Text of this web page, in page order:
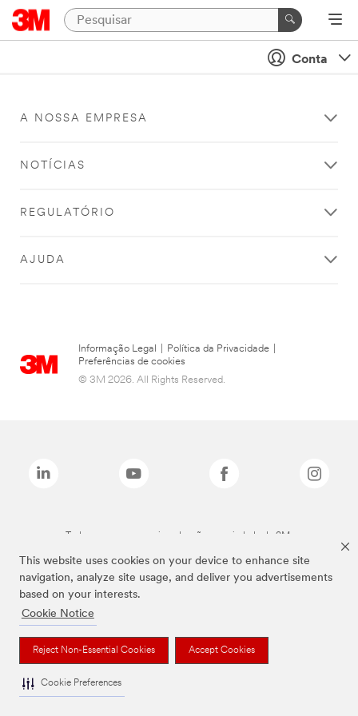
This website uses cookies on your device to enhance site
navigation, analyze site usage, and deliver you advertisements
based on your interests.
Cookie Notice
Reject Non-Essential Cookies Accept Cookies
Cookie Preferences
Conta
A NOSSA EMPRESA
NOTÍCIAS
REGULATÓRIO
AJUDA
Informação Legal Política da Privacidade
Preferências de cookies
© 3M 2026. All Rights Reserved.
Todas as marcas mencionadas são propriedade da 3M.